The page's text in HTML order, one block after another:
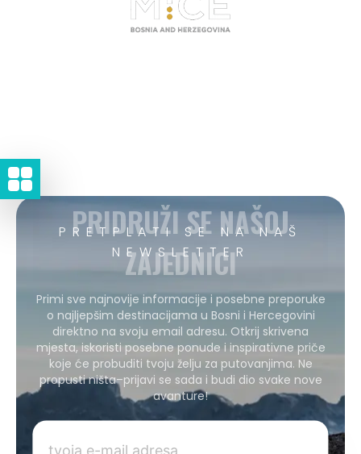
PRETPLATI SE NA NAŠ
NEWSLETTER
PRIDRUŽI SE NAŠOJ
ZAJEDNICI
Primi sve najnovije informacije i posebne preporuke
o najljepšim destinacijama u Bosni i Hercegovini
direktno na svoju email adresu. Otkrij skrivena
mjesta, iskoristi posebne ponude i inspirativne priče
koje će probuditi tvoju želju za putovanjima. Ne
propusti ništa–prijavi se sada i budi dio svake nove
avanture!